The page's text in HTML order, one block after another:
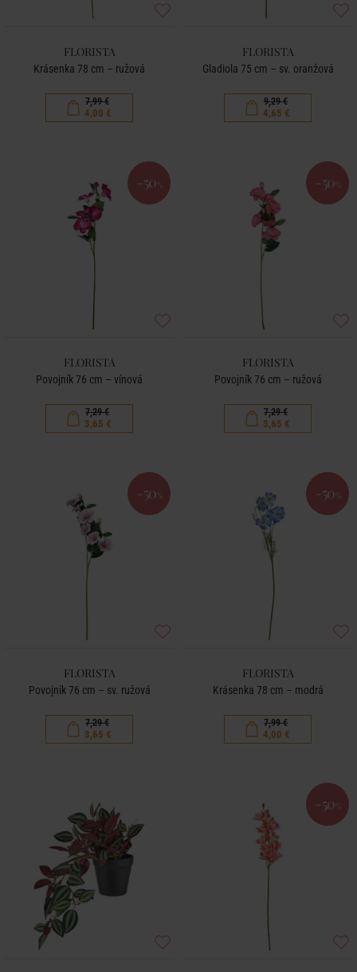
FLORISTA
Krásenka 78 cm – ružová
7,99 €
4,00 €
FLORISTA
Gladiola 75 cm – sv. oranžová
9,29 €
4,65 €
-50 %
FLORISTA
Povojník 76 cm – vínová
7,29 €
3,65 €
-50 %
FLORISTA
Povojník 76 cm – ružová
7,29 €
3,65 €
-50 %
FLORISTA
Povojník 76 cm – sv. ružová
7,29 €
3,65 €
-50 %
FLORISTA
Krásenka 78 cm – modrá
7,99 €
4,00 €
-50 %